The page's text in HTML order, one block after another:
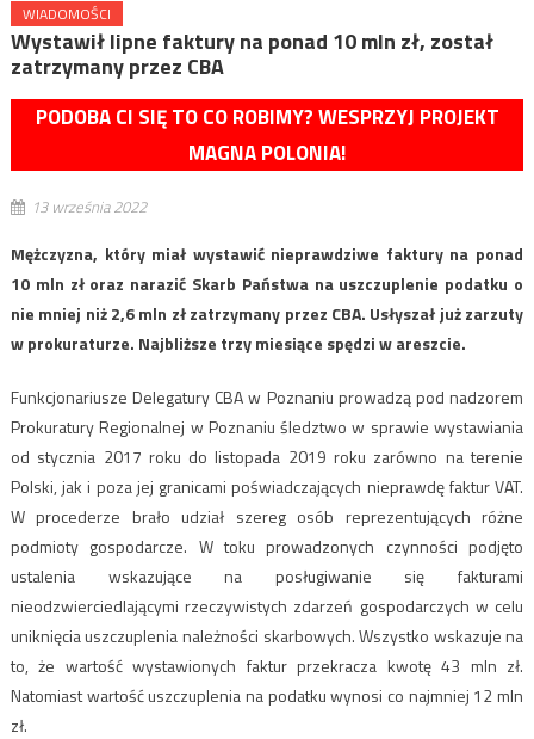
WIADOMOŚCI
Wystawił lipne faktury na ponad 10 mln zł, został
zatrzymany przez CBA
PODOBA CI SIĘ TO CO ROBIMY? WESPRZYJ PROJEKT
MAGNA POLONIA!
13 września 2022
Mężczyzna, który miał wystawić nieprawdziwe faktury na ponad
10 mln zł oraz narazić Skarb Państwa na uszczuplenie podatku o
nie mniej niż 2,6 mln zł zatrzymany przez CBA. Usłyszał już zarzuty
w prokuraturze. Najbliższe trzy miesiące spędzi w areszcie.
Funkcjonariusze Delegatury CBA w Poznaniu prowadzą pod nadzorem
Prokuratury Regionalnej w Poznaniu śledztwo w sprawie wystawiania
od stycznia 2017 roku do listopada 2019 roku zarówno na terenie
Polski, jak i poza jej granicami poświadczających nieprawdę faktur VAT.
W procederze brało udział szereg osób reprezentujących różne
podmioty gospodarcze. W toku prowadzonych czynności podjęto
ustalenia wskazujące na posługiwanie się fakturami
nieodzwierciedlającymi rzeczywistych zdarzeń gospodarczych w celu
uniknięcia uszczuplenia należności skarbowych. Wszystko wskazuje na
to, że wartość wystawionych faktur przekracza kwotę 43 mln zł.
Natomiast wartość uszczuplenia na podatku wynosi co najmniej 12 mln
zł.